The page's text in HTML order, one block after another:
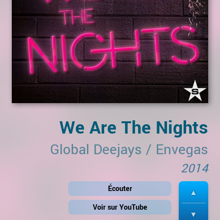
We Are The Nights
Global Deejays / Envegas
2014
Écouter
Voir sur YouTube